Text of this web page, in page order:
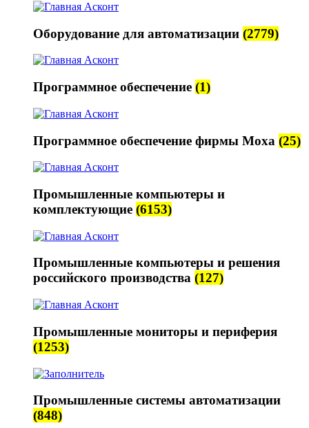
Оборудование для автоматизации (2779)
Программное обеспечение (1)
Программное обеспечение фирмы Moxa (25)
Промышленные компьютеры и
комплектующие (6153)
Промышленные компьютеры и решения
российского производства (127)
Промышленные мониторы и периферия
(1253)
Промышленные системы автоматизации
(848)